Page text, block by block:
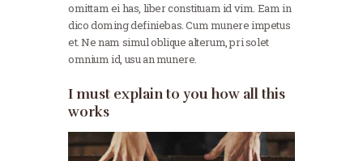
omittam ei has, liber constituam id vim. Eam in
dico doming definiebas. Cum munere impetus
et. Ne nam simul oblique alterum, pri solet
omnium id, usu an munere.
I must explain to you how all this
works